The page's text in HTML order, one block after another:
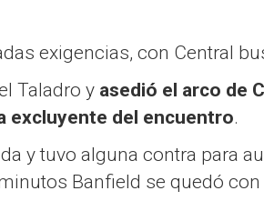
exigencias, con Central
Taladro y asedió el arco de
excluyente del encuentro.
y tuvo alguna contra para
Banfield se quedó